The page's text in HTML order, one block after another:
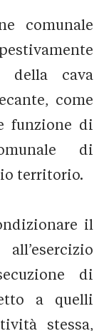
comunale
della cava
come
funzione di
di
territorio.
il
di
a quelli
stessa,